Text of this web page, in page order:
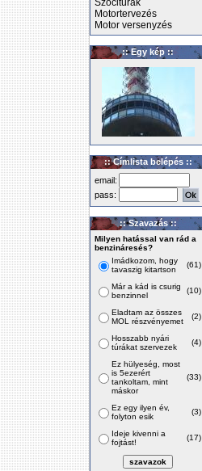
Szocitúrák
Motortervezés
Motor versenyzés
:: Egy kép ::
:: Címlista belépés ::
email:
pass:
:: Szavazás ::
Milyen hatással van rád a
benzináresés?
Imádkozom, hogy
tavaszig kitartson
(61)
Már a kád is csurig
benzinnel
(10)
Eladtam az összes
MOL részvényemet
(2)
Hosszabb nyári
túrákat szervezek
(4)
Ez hülyeség, most
is 5ezerért
tankoltam, mint
máskor
(33)
Ez egy ilyen év,
folyton esik
(3)
Ideje kivenni a
fojtást!
(17)